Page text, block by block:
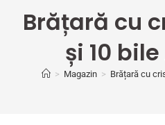
Brățară cu
și 10
> Magazin > Brățară cu